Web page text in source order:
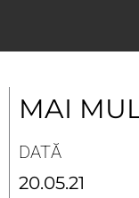
content
MAI
DATĂ
20.05.21